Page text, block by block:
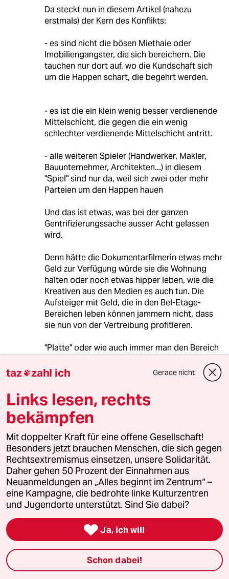
Da steckt nun in diesem Artikel (nahezu
erstmals) der Kern des Konflikts:
- es sind nicht die bösen Miethaie oder
Imobiliengangster, die sich bereichern. Die
tauchen nur dort auf, wo die Kundschaft sich
um die Happen schart, die begehrt werden.
- es ist die ein klein wenig besser verdienende
Mittelschicht, die gegen die ein wenig
schlechter verdienende Mittelschicht antritt.
- alle weiteren Spieler (Handwerker, Makler,
Bauunternehmer, Architekten...) in diesem
"Spiel" sind nur da, weil sich zwei oder mehr
Parteien um den Happen hauen
Und das ist etwas, was bei der ganzen
Gentrifizierungssache ausser Acht gelassen
wird.
Denn hätte die Dokumentarfilmerin etwas mehr
Geld zur Verfügung würde sie die Wohnung
halten oder noch etwas hipper leben, wie die
Kreativen aus den Medien es auch tun. Die
Aufsteiger mit Geld, die in den Bel-Etage-
Bereichen leben können jammern nicht, dass
sie nun von der Vertreibung profitieren.
"Platte" oder wie auch immer man den Bereich
Sahneschnittchen nicht die Euronen hat, war
und ist immer da gewesen und wird es auch
weiterhin sein.
Und mal ehrlich - wieso sollte es neuerdings
ein Recht auf Loge geben, wenn man nur
Parkett zahlen kann?
B buk
30.05.2013,17:55 Uhr
Schauen sie nach münchen!s
G genova
15:45 Uhr
Was Katrin Rothe da beschreibt, nennt man
taz zahl ich Gerade nicht
Links lesen, rechts
bekämpfen
Mit doppelter Kraft für eine offene Gesellschaft!
Besonders jetzt brauchen Menschen, die sich gegen
Rechtsextremismus einsetzen, unsere Solidarität.
Daher gehen 50 Prozent der Einnahmen aus
Neuanmeldungen an „Alles beginnt im Zentrum“ –
eine Kampagne, die bedrohte linke Kulturzentren
und Jugendorte unterstützt. Sind Sie dabei?
 Ja, ich will
Schon dabei!